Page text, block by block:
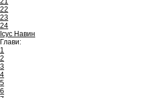
22
23
24
Ісус Навин
Глави:
1
2
3
4
5
6